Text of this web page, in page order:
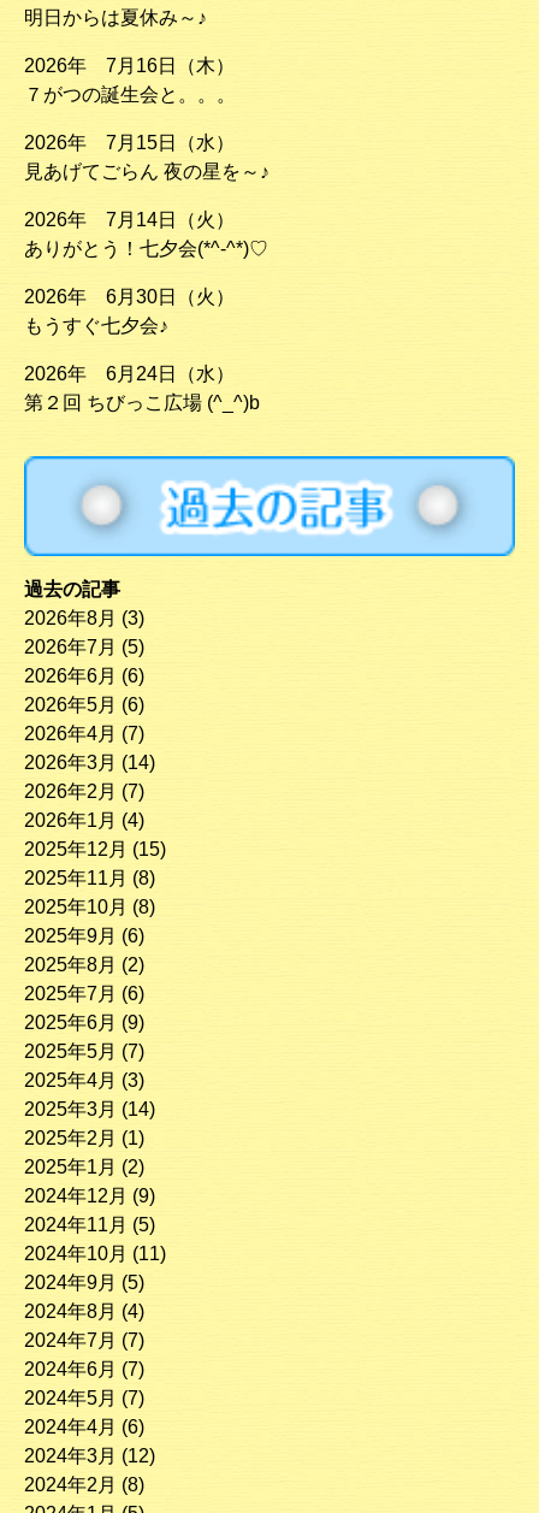
明日からは夏休み～♪
2026年 7月16日（木）
７がつの誕生会と。。。
2026年 7月15日（水）
見あげてごらん 夜の星を～♪
2026年 7月14日（火）
ありがとう！七夕会(*^-^*)♡
2026年 6月30日（火）
もうすぐ七夕会♪
2026年 6月24日（水）
第２回 ちびっこ広場 (^_^)b
過去の記事
2026年8月 (3)
2026年7月 (5)
2026年6月 (6)
2026年5月 (6)
2026年4月 (7)
2026年3月 (14)
2026年2月 (7)
2026年1月 (4)
2025年12月 (15)
2025年11月 (8)
2025年10月 (8)
2025年9月 (6)
2025年8月 (2)
2025年7月 (6)
2025年6月 (9)
2025年5月 (7)
2025年4月 (3)
2025年3月 (14)
2025年2月 (1)
2025年1月 (2)
2024年12月 (9)
2024年11月 (5)
2024年10月 (11)
2024年9月 (5)
2024年8月 (4)
2024年7月 (7)
2024年6月 (7)
2024年5月 (7)
2024年4月 (6)
2024年3月 (12)
2024年2月 (8)